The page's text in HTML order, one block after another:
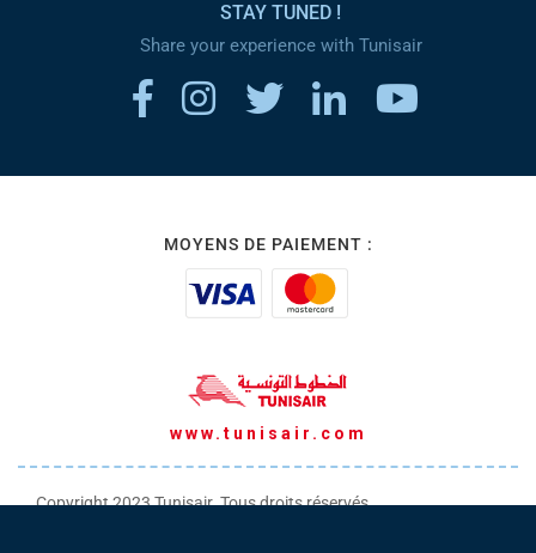
STAY TUNED !
Share your experience with Tunisair
MOYENS DE PAIEMENT :
www.tunisair.com
Copyright 2023 Tunisair. Tous droits réservés